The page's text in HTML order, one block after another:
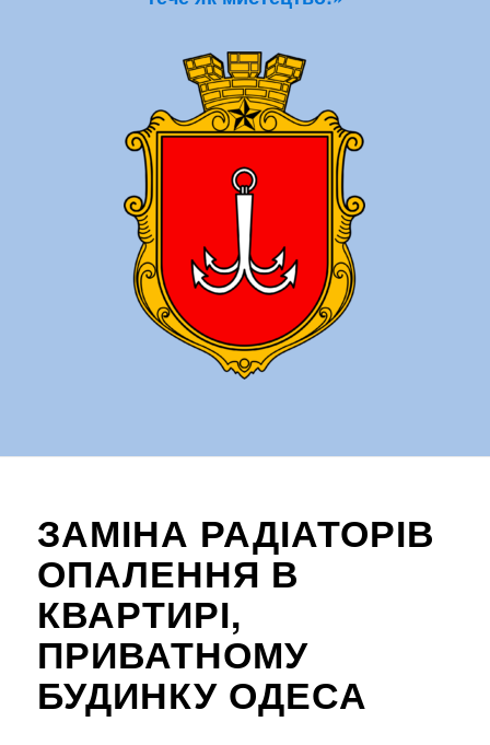
ЗАМІНА РАДІАТОРІВ
ОПАЛЕННЯ В
КВАРТИРІ,
ПРИВАТНОМУ
БУДИНКУ ОДЕСА